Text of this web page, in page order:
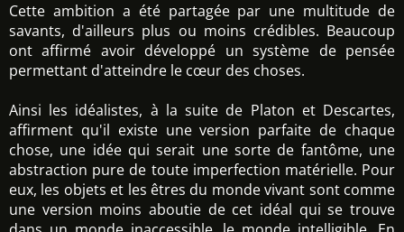
Cette ambition a été partagée par une multitude de
savants, d'ailleurs plus ou moins crédibles. Beaucoup
ont affirmé avoir développé un système de pensée
permettant d'atteindre le cœur des choses.
Ainsi les idéalistes, à la suite de Platon et Descartes,
affirment qu'il existe une version parfaite de chaque
chose, une idée qui serait une sorte de fantôme, une
abstraction pure de toute imperfection matérielle. Pour
eux, les objets et les êtres du monde vivant sont comme
une version moins aboutie de cet idéal qui se trouve